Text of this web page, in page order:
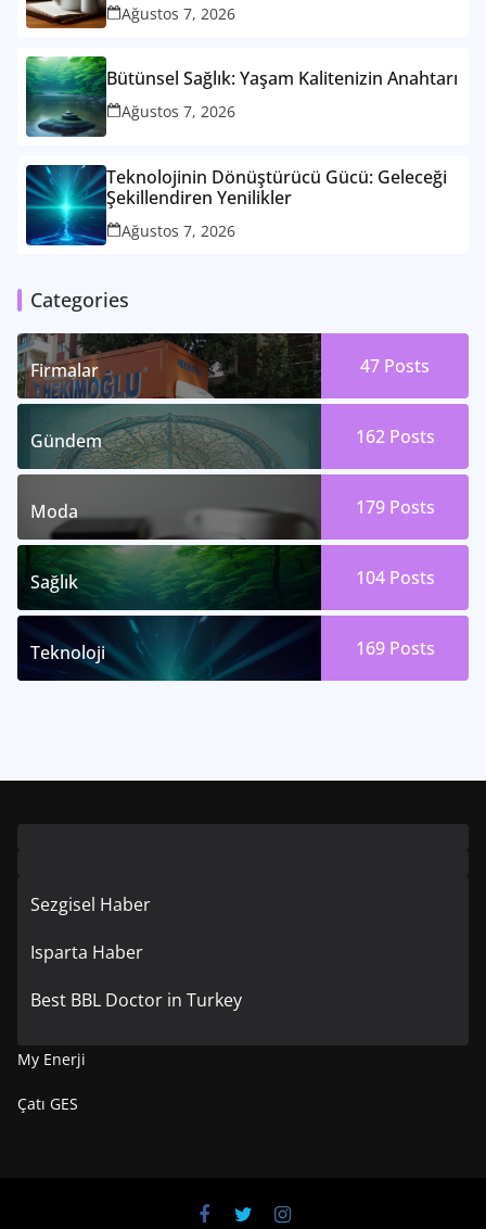
Ağustos 7, 2026
Bütünsel Sağlık: Yaşam Kalitenizin Anahtarı
Ağustos 7, 2026
Teknolojinin Dönüştürücü Gücü: Geleceği
Şekillendiren Yenilikler
Ağustos 7, 2026
Categories
Firmalar 47 Posts
Gündem 162 Posts
Moda 179 Posts
Sağlık 104 Posts
Teknoloji 169 Posts
Sezgisel Haber
Isparta Haber
Best BBL Doctor in Turkey
My Enerji
Çatı GES